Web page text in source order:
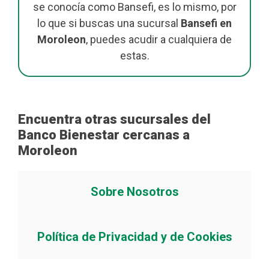
se conocía como Bansefi, es lo mismo, por
lo que si buscas una sucursal Bansefi en
Moroleon, puedes acudir a cualquiera de
estas.
Encuentra otras sucursales del
Banco Bienestar cercanas a
Moroleon
Sobre Nosotros
Política de Privacidad y de Cookies